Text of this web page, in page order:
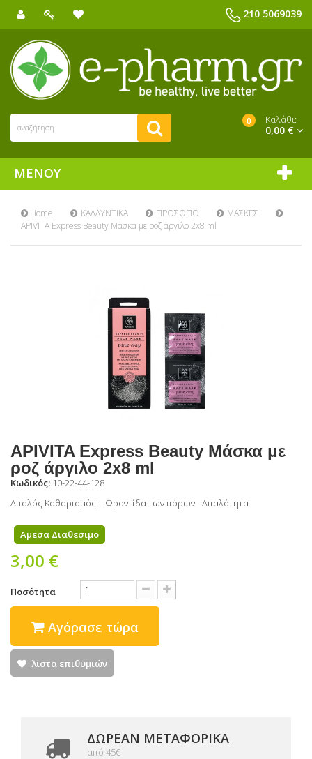
210 5069039
0 Καλάθι:
0,00 €
ΜΕΝΟΎ
Home ΚΑΛΛΥΝΤΙΚΑ ΠΡΟΣΩΠΟ
ΜΑΣΚΕΣ
APIVITA Express Beauty Μάσκα με ροζ άργιλο 2x8 ml
APIVITA Express Beauty Μάσκα με
ροζ άργιλο 2x8 ml
Κωδικός: 10-22-44-128
Απαλός Καθαρισμός – Φροντίδα των πόρων - Απαλότητα
Αμεσα Διαθεσιμο
3,00 €
Ποσότητα
Αγόρασε τώρα
λίστα επιθυμιών
ΔΩΡΕΑΝ ΜΕΤΑΦΟΡΙΚΆ
από 45€